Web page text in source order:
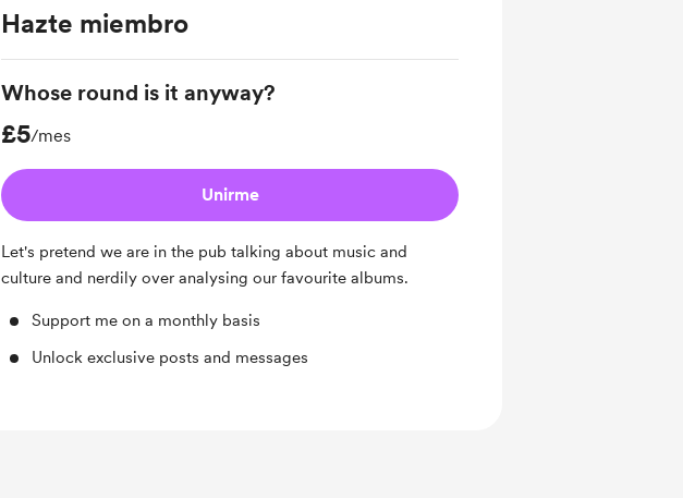
Hazte miembro
Whose round is it anyway?
£5/mes
Unirme
Let's pretend we are in the pub talking about music and
culture and nerdily over analysing our favourite albums.
Support me on a monthly basis
Unlock exclusive posts and messages